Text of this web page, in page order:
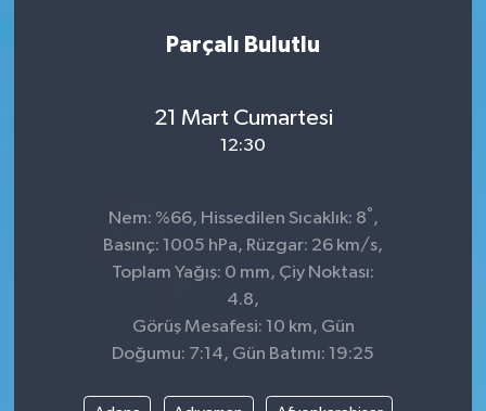
Parçalı Bulutlu
21 Mart Cumartesi
12:30
Nem: %66, Hissedilen Sıcaklık: 8° ,
Basınç: 1005 hPa, Rüzgar: 26 km/s,
Toplam Yağış: 0 mm, Çiy Noktası:
4.8,
Görüş Mesafesi: 10 km, Gün
Doğumu: 7:14, Gün Batımı: 19:25
BİLİM VE TEKNOLOJİ
KÜLTÜR-SANAT
ÖZEL HABER
POLİTİKA